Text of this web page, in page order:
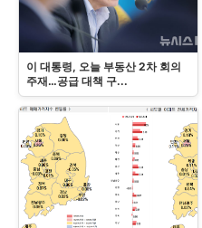
이 대통령, 오늘 부동산 2차 회의
주재…공급 대책 구...